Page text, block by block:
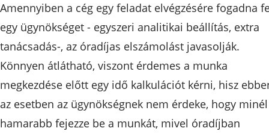
Amennyiben a cég egy feladat elvégzésére fogadna
egy ügynökséget - egyszeri analitikai beállítás, extra
tanácsadás-, az óradíjas elszámolást javasolják.
Könnyen átlátható, viszont érdemes a munka
megkezdése előtt egy idő kalkulációt kérni, hisz
az esetben az ügynökségnek nem érdeke, hogy minél
hamarabb fejezze be a munkát, mivel óradíjban